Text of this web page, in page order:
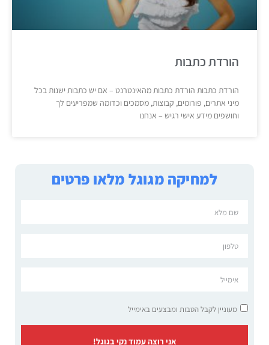
למחיקה מגוגל מלאו פרטים
מעוניין לקבל הטבות ומבצעים באימייל
אני רוצה עמוד נקי בגוגל!
הורדת כתבות
הורדת כתבות הורדת כתבות מהאינטרנט – אם יש כתבות ישנות בכל
מיני אתרים, פורומים, קבוצות, מסמכים וכדומה שמפריעים לך
וחושפים מידע אישי רגיש – אנחנו